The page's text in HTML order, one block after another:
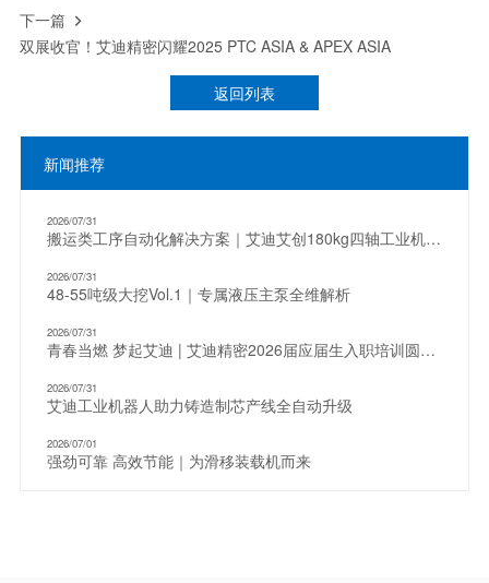
下一篇

双展收官！艾迪精密闪耀2025 PTC ASIA & APEX ASIA
返回列表
新闻推荐
2026/07/31
搬运类工序自动化解决方案｜艾迪艾创180kg四轴工业机器人
2026/07/31
48-55吨级大挖Vol.1｜专属液压主泵全维解析
2026/07/31
青春当燃 梦起艾迪 | 艾迪精密2026届应届生入职培训圆满收官
2026/07/31
艾迪工业机器人助力铸造制芯产线全自动升级
2026/07/01
强劲可靠 高效节能｜为滑移装载机而来